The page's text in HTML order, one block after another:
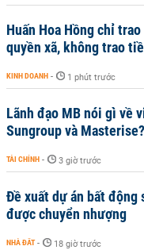
Huấn Hoa Hồng chỉ
quyền xã, không trao
KINH DOANH - 1 phút trước
Lãnh đạo MB nói gì về
Sungroup và Masterise?
TÀI CHÍNH - 3 giờ trước
Đề xuất dự án bất động
được chuyển nhượng
NHÀ ĐẤT - 18 giờ trước